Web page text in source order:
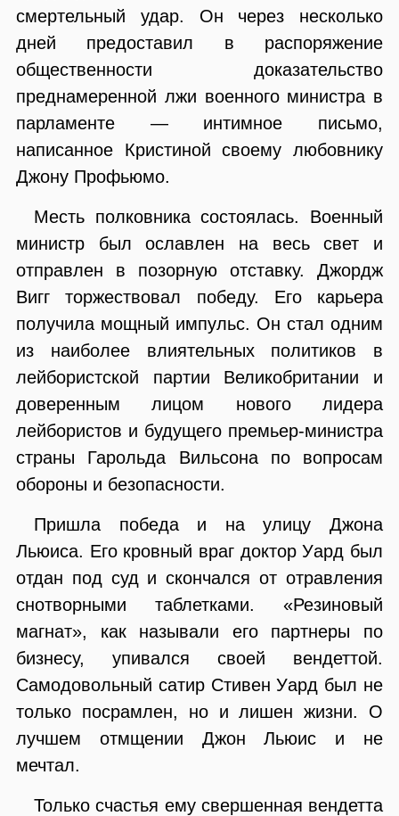
смертельный удар. Он через несколько
дней предоставил в распоряжение
общественности доказательство
преднамеренной лжи военного министра в
парламенте — интимное письмо,
написанное Кристиной своему любовнику
Джону Профьюмо.
Месть полковника состоялась. Военный
министр был ославлен на весь свет и
отправлен в позорную отставку. Джордж
Вигг торжествовал победу. Его карьера
получила мощный импульс. Он стал одним
из наиболее влиятельных политиков в
лейбористской партии Великобритании и
доверенным лицом нового лидера
лейбористов и будущего премьер-министра
страны Гарольда Вильсона по вопросам
обороны и безопасности.
Пришла победа и на улицу Джона
Льюиса. Его кровный враг доктор Уард был
отдан под суд и скончался от отравления
снотворными таблетками. «Резиновый
магнат», как называли его партнеры по
бизнесу, упивался своей вендеттой.
Самодовольный сатир Стивен Уард был не
только посрамлен, но и лишен жизни. О
лучшем отмщении Джон Льюис и не
мечтал.
Только счастья ему свершенная вендетта